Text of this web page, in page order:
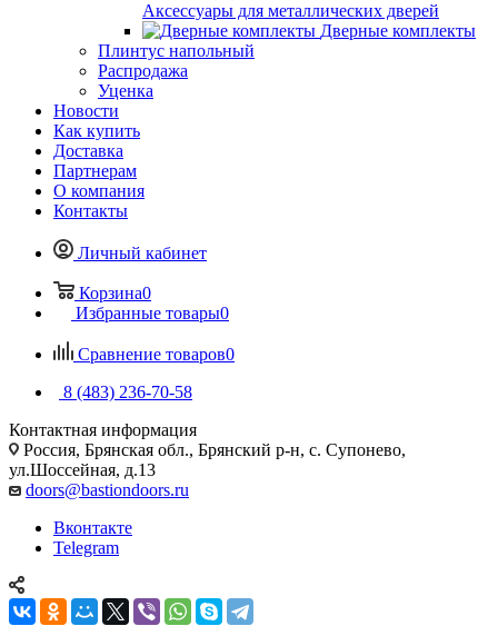
Аксессуары для металлических дверей
Дверные комплекты
Плинтус напольный
Распродажа
Уценка
Новости
Как купить
Доставка
Партнерам
О компания
Контакты
Личный кабинет
Корзина0
Избранные товары0
Сравнение товаров0
8 (483) 236-70-58
Контактная информация
Россия, Брянская обл., Брянский р-н, с. Супонево,
ул.Шоссейная, д.13
doors@bastiondoors.ru
Вконтакте
Telegram